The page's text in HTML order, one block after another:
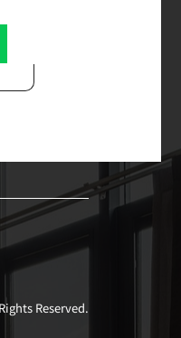
Reserved.